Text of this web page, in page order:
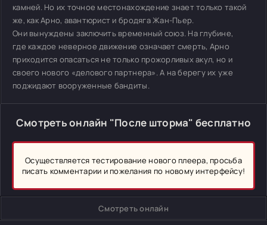
камней. Но их точное местонахождение знает только такой
же, как Арно, авантюрист и бродяга Жан-Пьер.
Они вынуждены заключить временный союз. На глубине,
где каждое неверное движение означает смерть, Арно
приходится опасаться не только прожорливых акул, но и
своего нового «делового партнера». А на берегу их уже
поджидают вооруженные бандиты.
Смотреть онлайн "После шторма" бесплатно
Осуществляется тестирование нового плеера, просьба
писать комментарии и пожелания по новому интерфейсу!
Смотреть онлайн